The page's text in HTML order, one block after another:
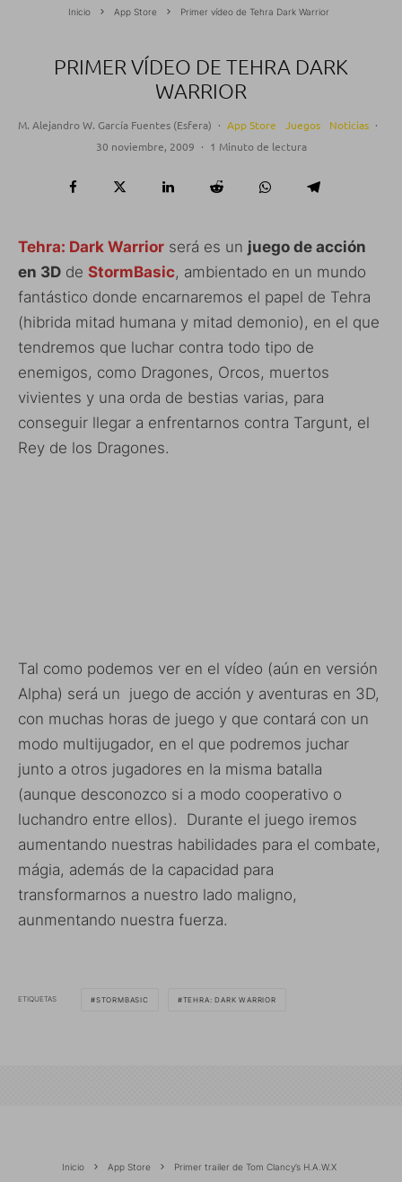
Inicio App Store Primer vídeo de Tehra Dark Warrior
PRIMER VÍDEO DE TEHRA DARK
WARRIOR
M. Alejandro W. García Fuentes (Esfera) · App Store Juegos Noticias ·
30 noviembre, 2009 · 1 Minuto de lectura
Tehra: Dark Warrior será es un juego de acción
en 3D de StormBasic, ambientado en un mundo
fantástico donde encarnaremos el papel de Tehra
(hibrida mitad humana y mitad demonio), en el que
tendremos que luchar contra todo tipo de
enemigos, como Dragones, Orcos, muertos
vivientes y una orda de bestias varias, para
conseguir llegar a enfrentarnos contra Targunt, el
Rey de los Dragones.
Tal como podemos ver en el vídeo (aún en versión
Alpha) será un juego de acción y aventuras en 3D,
con muchas horas de juego y que contará con un
modo multijugador, en el que podremos juchar
junto a otros jugadores en la misma batalla
(aunque desconozco si a modo cooperativo o
luchandro entre ellos). Durante el juego iremos
aumentando nuestras habilidades para el combate,
mágia, además de la capacidad para
transformarnos a nuestro lado maligno,
aunmentando nuestra fuerza.
ETIQUETAS STORMBASIC TEHRA: DARK WARRIOR
Inicio App Store Primer trailer de Tom Clancy’s H.A.W.X